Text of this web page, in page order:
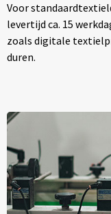
Voor
levertijd ca. 15
zoals digitale
duren.